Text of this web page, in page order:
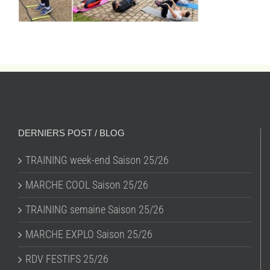
DERNIERS POST / BLOG
TRAINING week-end Saison 25/26
MARCHE COOL Saison 25/26
TRAINING semaine Saison 25/26
MARCHE EXPLO Saison 25/26
RDV FESTIFS 25/26